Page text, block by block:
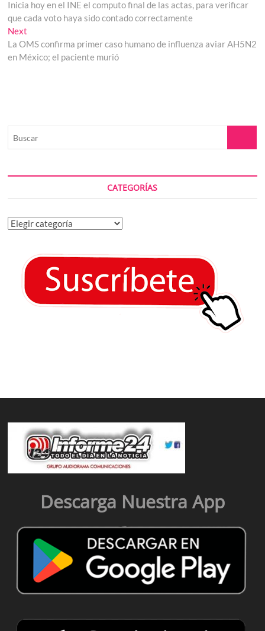
de
entradas
post:
Inicia hoy en el INE el computo final de las actas, para verificar
que cada voto haya sido contado correctamente
Next
post:
La OMS confirma primer caso humano de influenza aviar AH5N2
en México; el paciente murió
CATEGORÍAS
Categorías
Descarga Nuestra App